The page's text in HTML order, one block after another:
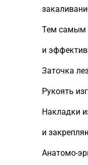
Тем самым
и
Заточка
Рукоять
Накладки
и
Анатомо-